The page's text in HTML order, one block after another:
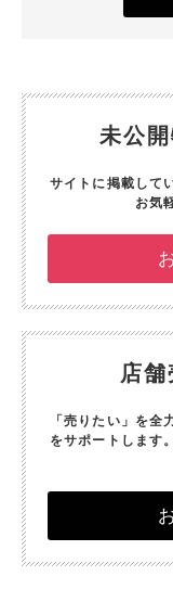
未公
サイトに掲載して
お気
店舗
「売りたい」を全
をサポートします。